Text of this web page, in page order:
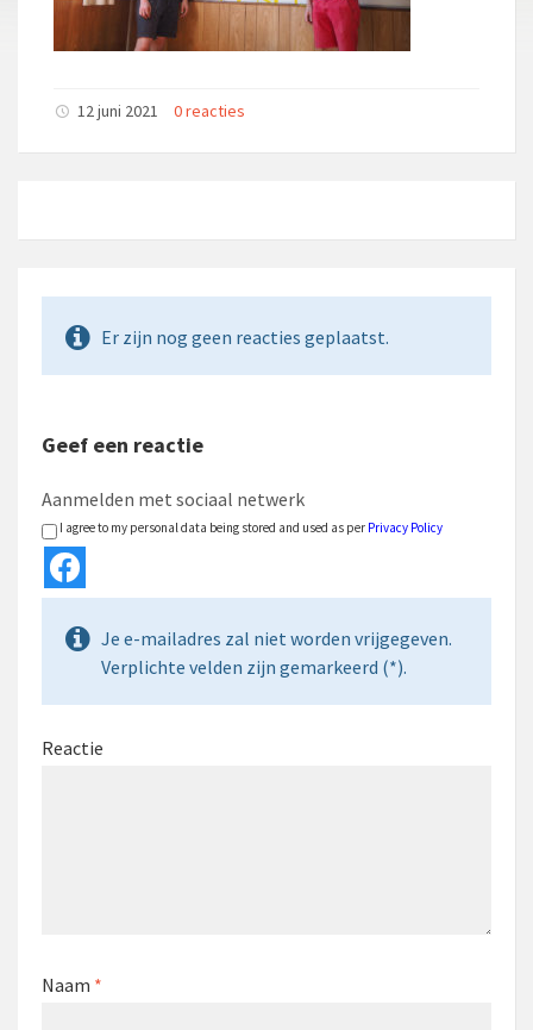
12 juni 2021 0 reacties
Er zijn nog geen reacties geplaatst.
Geef een reactie
Aanmelden met sociaal netwerk
I agree to my personal data being stored and used as per Privacy Policy
Je e-mailadres zal niet worden vrijgegeven.
Verplichte velden zijn gemarkeerd (*).
Reactie
Naam *